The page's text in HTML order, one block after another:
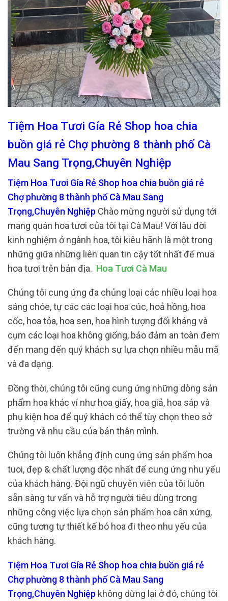
Tiệm Hoa Tươi Gía Rẻ Shop hoa chia
buồn giá rẻ Chợ phường 8 thành phố Cà
Mau Sang Trọng,Chuyên Nghiệp
Tiệm Hoa Tươi Gía Rẻ Shop hoa chia buồn giá rẻ
Chợ phường 8 thành phố Cà Mau Sang
Trọng,Chuyên Nghiệp Chào mừng người sử dụng tới
mang quán hoa tươi của tôi tại Cà Mau! Với lâu đời
kinh nghiệm ở ngành hoa, tôi kiêu hãnh là một trong
những giữa những liên quan tin cậy tốt nhất để mua
hoa tươi trên bản địa. Hoa Tươi Cà Mau
Chúng tôi cung ứng đa chủng loại các nhiều loại hoa
sáng chóe, tự các các loại hoa cúc, hoả hồng, hoa
cốc, hoa tỏa, hoa sen, hoa hình tượng đối kháng và
cụm các loại hoa không giống, bảo đảm an toàn đem
đến mang đến quý khách sự lựa chọn nhiều mẫu mã
và đa dạng.
Đồng thời, chúng tôi cũng cung ứng những dòng sản
phẩm hoa khác ví như hoa giấy, hoa giả, hoa sáp và
phụ kiện hoa để quý khách có thể tùy chọn theo sở
trường và nhu cầu của bản thân mình.
Chúng tôi luôn khẳng định cung ứng sản phẩm hoa
tuoi, đẹp & chất lượng độc nhất để cung ứng nhu yếu
của khách hàng. Đội ngũ chuyên viên của tôi luôn
sẵn sàng tư vấn và hỗ trợ người tiêu dùng trong
những công việc lựa chọn sản phẩm hoa cân xứng,
cũng tương tự thiết kế bó hoa đi theo nhu yếu của
khách hàng.
Tiệm Hoa Tươi Gía Rẻ Shop hoa chia buồn giá rẻ
Chợ phường 8 thành phố Cà Mau Sang
Trọng,Chuyên Nghiệp không dừng lại ở đó, chúng tôi